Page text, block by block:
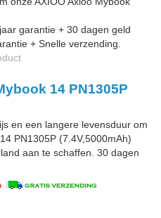
garantie + 30 dagen geld
+ Snelle verzending.
14 PN1305P
en een langere levensduur om
PN1305P (7.4V,5000mAh)
aan te schaffen. 30 dagen